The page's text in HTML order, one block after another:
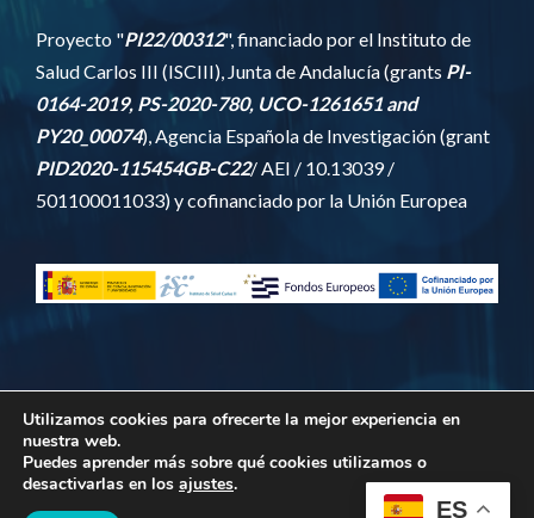
Proyecto "PI22/00312", financiado por el Instituto de
Salud Carlos III (ISCIII), Junta de Andalucía (grants PI-
0164-2019, PS-2020-780, UCO-1261651 and
PY20_00074), Agencia Española de Investigación(grant
PID2020-115454GB-C22/ AEI / 10.13039 /
501100011033) y cofinanciado por la Unión Europea
© 2026 · Sitio Web desarrollado porSaza .
ES
Utilizamos cookies para ofrecerte la mejor experiencia en
nuestra web.
Puedes aprender más sobre qué cookies utilizamos o
desactivarlas en los ajustes.